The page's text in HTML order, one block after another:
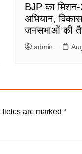
BJP का
अभियान,
जनसभाओं की
admin
fields are marked *